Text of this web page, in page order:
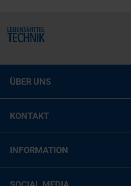
Home
ÜBER UNS
KONTAKT
INFORMATION